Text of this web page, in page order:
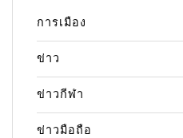
การเมือง
ข่าว
ข่าวกีฬา
ข่าวมือถือ